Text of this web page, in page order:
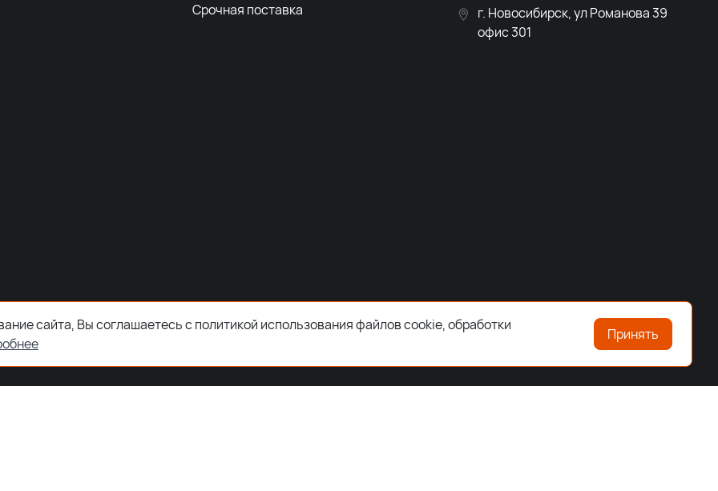
г. Новосибирск, ул Романова 39
офис 301
Срочная поставка
сайта, Вы соглашаетесь с политикой использования файлов cookie, обработки
Принять